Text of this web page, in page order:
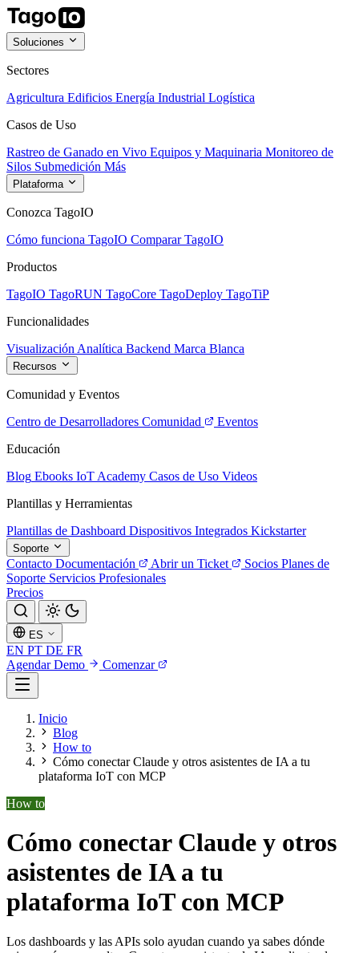
Soluciones
Sectores
Agricultura Edificios Energía Industrial Logística
Casos de Uso
Rastreo de Ganado en Vivo Equipos y Maquinaria Monitoreo de
Silos Submedición Más
Plataforma
Conozca TagoIO
Cómo funciona TagoIO Comparar TagoIO
Productos
TagoIO TagoRUN TagoCore TagoDeploy TagoTiP
Funcionalidades
Visualización Analítica Backend Marca Blanca
Recursos
Comunidad y Eventos
Centro de Desarrolladores Comunidad
Eventos
Educación
Blog Ebooks IoT Academy Casos de Uso Videos
Plantillas y Herramientas
Plantillas de Dashboard Dispositivos Integrados Kickstarter
Soporte
Contacto Documentación Abrir un Ticket Socios Planes de
Soporte Servicios Profesionales
Precios
ES
EN PT DE FR
Agendar Demo
Comenzar
Inicio
Blog
How to
Cómo conectar Claude y otros asistentes de IA a tu
plataforma IoT con MCP
How to
Cómo conectar Claude y otros
asistentes de IA a tu
plataforma IoT con MCP
Los dashboards y las APIs solo ayudan cuando ya sabes dónde